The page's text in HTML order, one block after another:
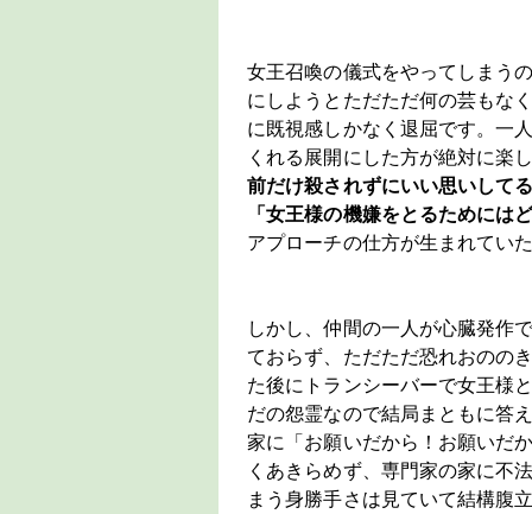
女王召喚の儀式をやってしまう
にしようとただただ何の芸もな
に既視感しかなく退屈です。一
くれる展開にした方が絶対に楽
前だけ殺されずにいい思いして
「女王様の機嫌をとるためには
アプローチの仕方が生まれてい
しかし、仲間の一人が心臓発作
ておらず、ただただ恐れおのの
た後にトランシーバーで女王様
だの怨霊なので結局まともに答
家に「お願いだから！お願いだ
くあきらめず、専門家の家に不
まう身勝手さは見ていて結構腹